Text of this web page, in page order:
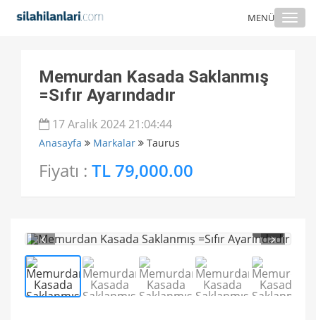
MENÜ
Memurdan Kasada Saklanmış
=Sıfır Ayarındadır
17 Aralık 2024 21:04:44
Anasayfa Markalar Taurus
Fiyatı : TL 79,000.00
1/ 5